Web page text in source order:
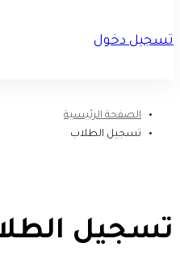
تسجيل دخول
الصفحة الرئيسية
تسجيل الطلاب
تسجيل